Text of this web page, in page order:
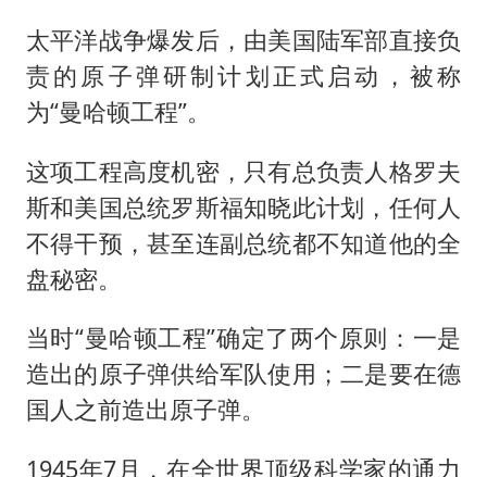
太平洋战争爆发后，由美国陆军部直接负
责的原子弹研制计划正式启动，被称
为“曼哈顿工程”。
这项工程高度机密，只有总负责人格罗夫
斯和美国总统罗斯福知晓此计划，任何人
不得干预，甚至连副总统都不知道他的全
盘秘密。
当时“曼哈顿工程”确定了两个原则：一是
造出的原子弹供给军队使用；二是要在德
国人之前造出原子弹。
1945年7月，在全世界顶级科学家的通力